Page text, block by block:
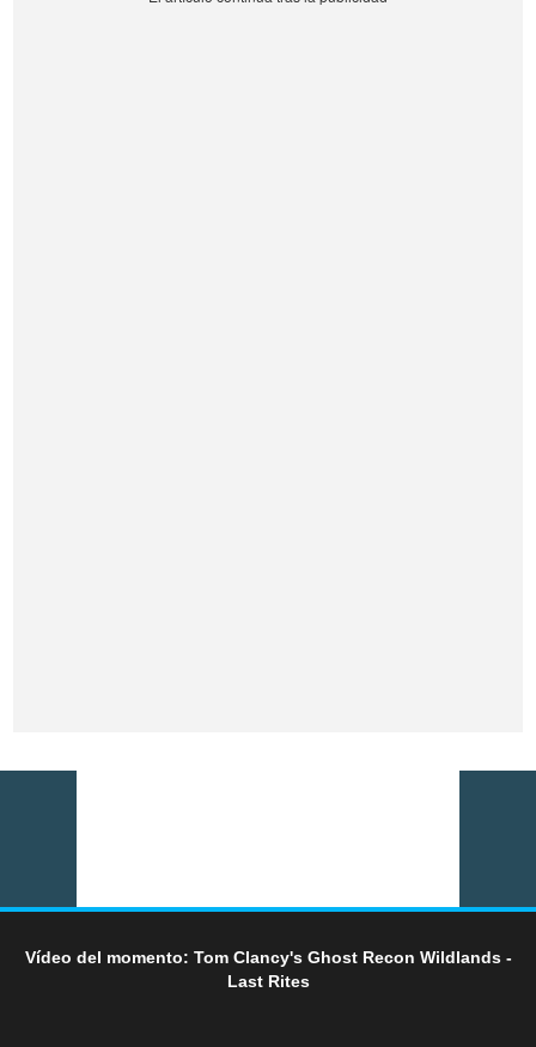
Vídeo del momento: Tom Clancy's Ghost Recon Wildlands -
Last Rites